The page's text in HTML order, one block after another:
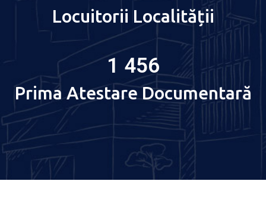
Locuitorii Localității
Prima Atestare Documentară
1 456